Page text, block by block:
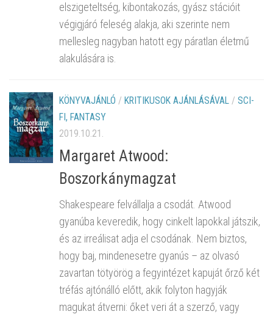
elszigeteltség, kibontakozás, gyász stációit
végigjáró feleség alakja, aki szerinte nem
mellesleg nagyban hatott egy páratlan életmű
alakulására is.
KÖNYVAJÁNLÓ / KRITIKUSOK AJÁNLÁSÁVAL / SCI-
FI, FANTASY
2019.10.21.
Margaret Atwood:
Boszorkánymagzat
Shakespeare felvállalja a csodát. Atwood
gyanúba keveredik, hogy cinkelt lapokkal játszik,
és az irreálisat adja el csodának. Nem biztos,
hogy baj, mindenesetre gyanús – az olvasó
zavartan tötyörög a fegyintézet kapuját őrző két
tréfás ajtónálló előtt, akik folyton hagyják
magukat átverni: őket veri át a szerző, vagy